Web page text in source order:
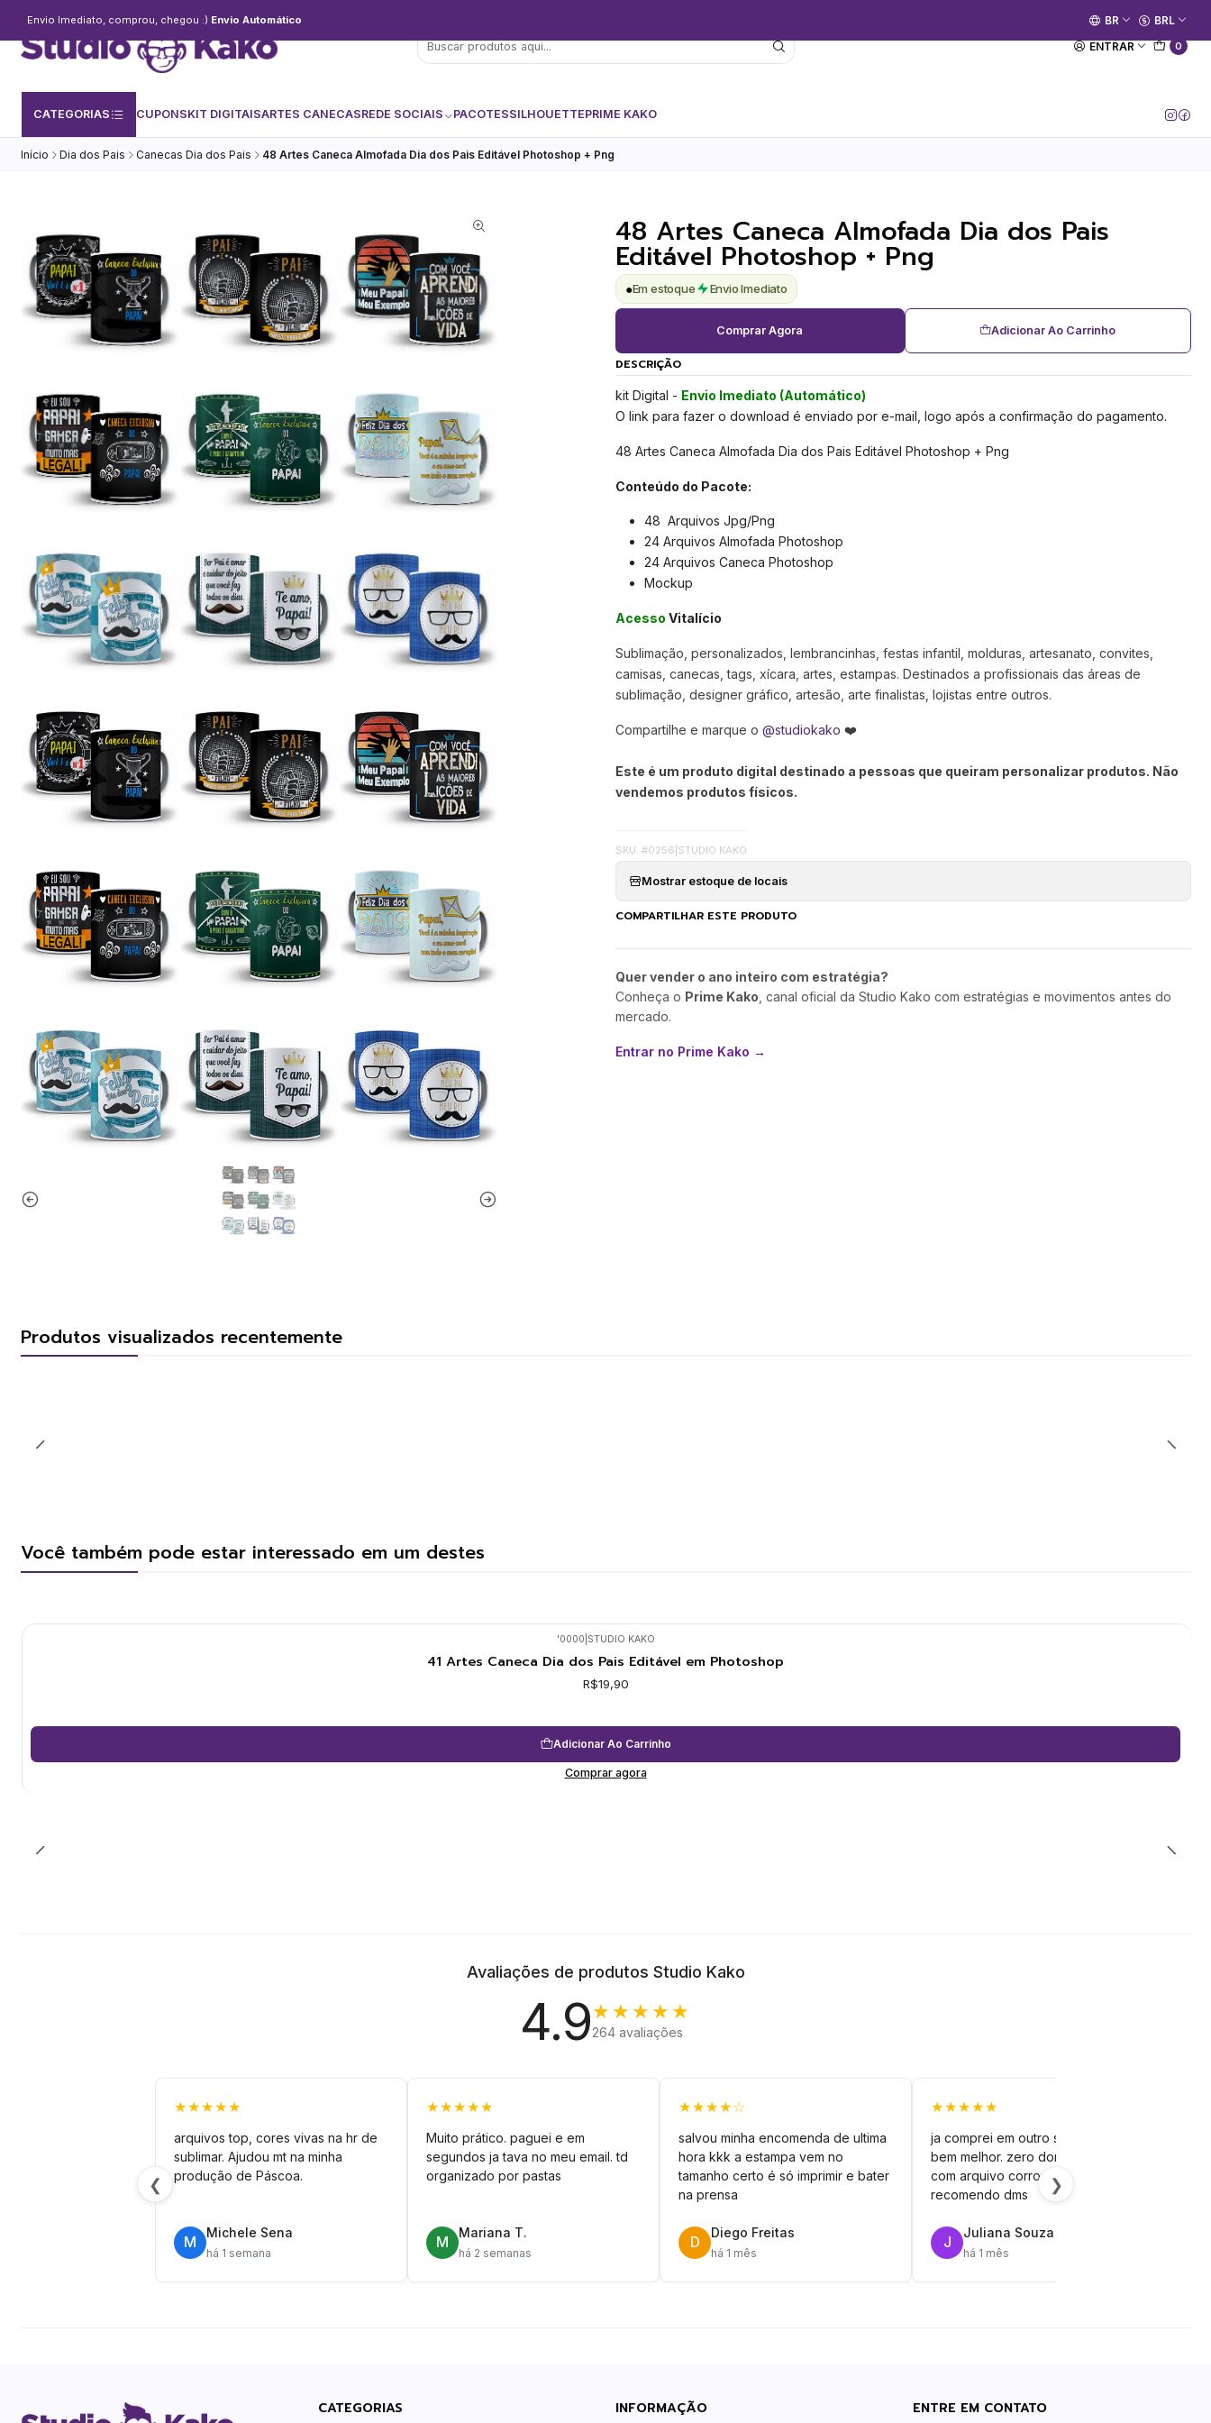
ENTRAR 0
CATEGORIAS CUPONSKIT DIGITAISARTES CANECASREDE SOCIAIS PACOTESSILHOUETTEPRIME KAKO
Envio Imediato, comprou, chegou :) Envio Automático [Entrar no Canal]
BR BRL
Início Dia dos Pais Canecas Dia dos Pais 48 Artes Caneca Almofada Dia dos Pais Editável Photoshop + Png
48 Artes Caneca Almofada Dia dos Pais
Editável Photoshop + Png
●Em estoque Envio Imediato
Adicionar Ao Carrinho
Comprar Agora
DESCRIÇÃO
kit Digital - Envio Imediato (Automático)
O link para fazer o download é enviado por e-mail, logo após a confirmação do pagamento.
48 Artes Caneca Almofada Dia dos Pais Editável Photoshop + Png
Conteúdo do Pacote:
48 Arquivos Jpg/Png
24 Arquivos Almofada Photoshop
24 Arquivos Caneca Photoshop
Mockup
Acesso Vitalício
Sublimação, personalizados, lembrancinhas, festas infantil, molduras, artesanato, convites,
camisas, canecas, tags, xícara, artes, estampas. Destinados a profissionais das áreas de
sublimação, designer gráfico, artesão, arte finalistas, lojistas entre outros.
Compartilhe e marque o @studiokako ❤️
Este é um produto digital destinado a pessoas que queiram personalizar produtos. Não
vendemos produtos físicos.
SKU: #0256 STUDIO KAKO
Mostrar estoque de locais
COMPARTILHAR ESTE PRODUTO
Quer vender o ano inteiro com estratégia?
Conheça o Prime Kako , canal oficial da Studio Kako com estratégias e movimentos antes do
mercado.
Entrar no Prime Kako →
Produtos visualizados recentemente
Você também pode estar interessado em um destes
'0000 STUDIO KAKO
41 Artes Caneca Dia dos Pais Editável em Photoshop
R$19,90
Adicionar Ao Carrinho
Comprar agora
Avaliações de produtos Studio Kako
4.9★★★★★
264 avaliações
❮
★★★★★
arquivos top, cores vivas na hr de
sublimar. Ajudou mt na minha
produção de Páscoa.
M
Michele Sena
há 1 semana
★★★★★
Muito prático. paguei e em
segundos ja tava no meu email. td
organizado por pastas
M
Mariana T.
há 2 semanas
★★★★☆
salvou minha encomenda de ultima
hora kkk a estampa vem no
tamanho certo é só imprimir e bater
na prensa
D
Diego Freitas
há 1 mês
★★★★★
ja comprei em outro site mas esse é
bem melhor. zero dor de cabeça
com arquivo corrompido.
recomendo dms
J
Juliana Souza
há 1 mês
❯
CATEGORIAS INFORMAÇÃO ENTRE EM CONTATO